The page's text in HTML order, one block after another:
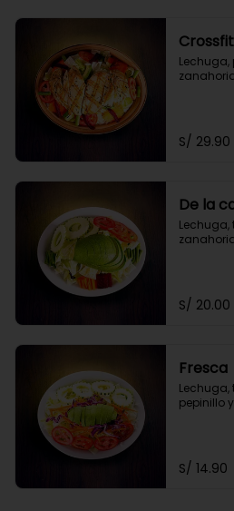
Crossfit
S/ 29.90
De la
Lechuga,
S/ 20.00
Fresca
pepinillo
S/ 14.90